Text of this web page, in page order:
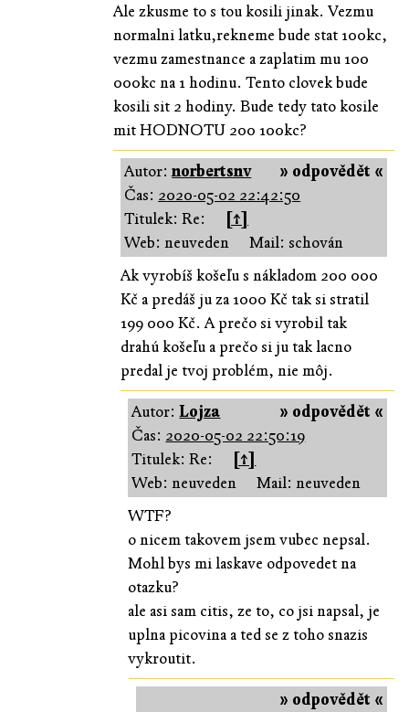
Ale zkusme to s tou kosili jinak. Vezmu
normalni latku,rekneme bude stat 100kc,
vezmu zamestnance a zaplatim mu 100
000kc na 1 hodinu. Tento clovek bude
kosili sit 2 hodiny. Bude tedy tato kosile
mit HODNOTU 200 100kc?
» odpovědět «
Autor:norbertsnv
Čas: 2020-05-02 22:42:50
Titulek: Re:
[↑]
Web: neuveden
Mail: schován
Ak vyrobíš košeľu s nákladom 200 000
Kč a predáš ju za 1000 Kč tak si stratil
199 000 Kč. A prečo si vyrobil tak
drahú košeľu a prečo si ju tak lacno
predal je tvoj problém, nie môj.
» odpovědět «
Autor:Lojza
Čas: 2020-05-02 22:50:19
Titulek: Re:
[↑]
Web: neuveden
Mail: neuveden
WTF?
o nicem takovem jsem vubec nepsal.
Mohl bys mi laskave odpovedet na
otazku?
ale asi sam citis, ze to, co jsi napsal, je
uplna picovina a ted se z toho snazis
vykroutit.
» odpovědět «